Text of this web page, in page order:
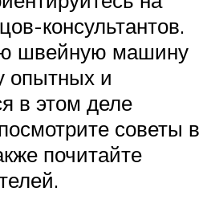
консультантов.
швейную машину
опытных и
в этом деле
советы в
почитайте